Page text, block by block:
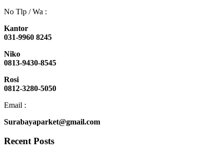
No Tlp / Wa :
Kantor
031-9960 8245
Niko
0813-9430-8545
Rosi
0812-3280-5050
Email :
Surabayaparket@gmail.com
Recent Posts